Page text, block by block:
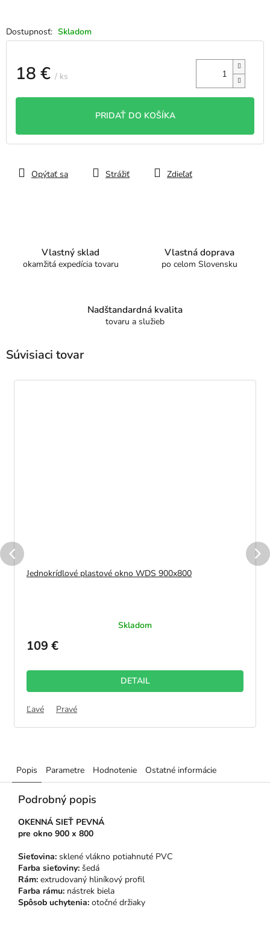
Skladom
18 € / ks
PRIDAŤ DO KOŠÍKA
Opýtať sa Strážiť Zdieľať
Vlastný sklad
okamžitá expedícia tovaru
Vlastná doprava
po celom Slovensku
Nadštandardná kvalita
tovaru a služieb
Súvisiaci tovar
Jednokrídlové plastové okno WDS 900x800
Skladom
109 €
DETAIL
Ľavé Pravé
Popis Parametre Hodnotenie Ostatné informácie
Podrobný popis
OKENNÁ SIEŤ PEVNÁ
pre okno 900 x 800
Sieťovina: sklené vlákno potiahnuté PVC
Farba sieťoviny: šedá
Rám: extrudovaný hliníkový profil
Farba rámu: nástrek biela
Spôsob uchytenia: otočné držiaky